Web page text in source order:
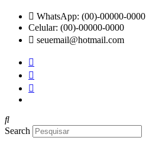
para
conteúdo
WhatsApp: (00)-00000-0000
Celular: (00)-00000-0000
seuemail@hotmail.com
Search